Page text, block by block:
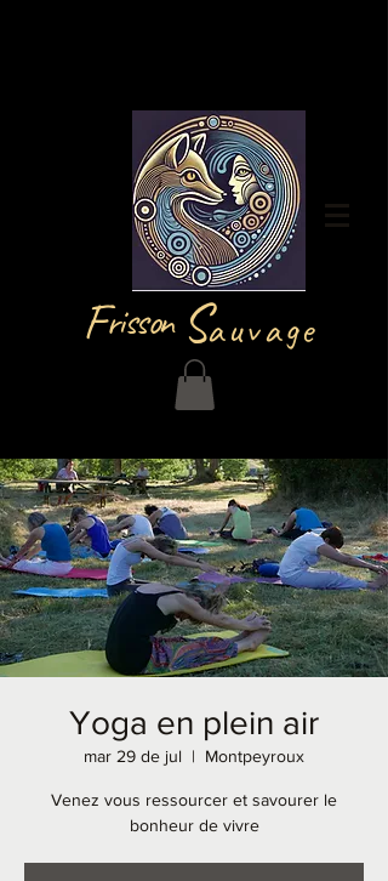
Frisson auvage
Iniciar sesión
S
Yoga en plein air
mar 29 de jul
  |
Montpeyroux
Venez vous ressourcer et savourer le
bonheur de vivre